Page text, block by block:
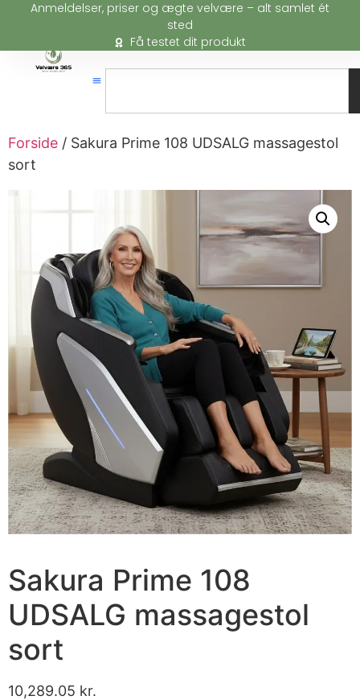
Anmeldelser, priser og ægte velvære – alt samlet ét
sted
Få testet dit produkt
Forside / Sakura Prime 108 UDSALG massagestol
sort
Sakura Prime 108
UDSALG massagestol
sort
10,289.05 kr.